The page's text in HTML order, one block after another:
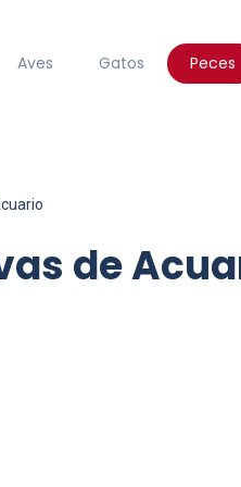
Aves Gatos Peces
de